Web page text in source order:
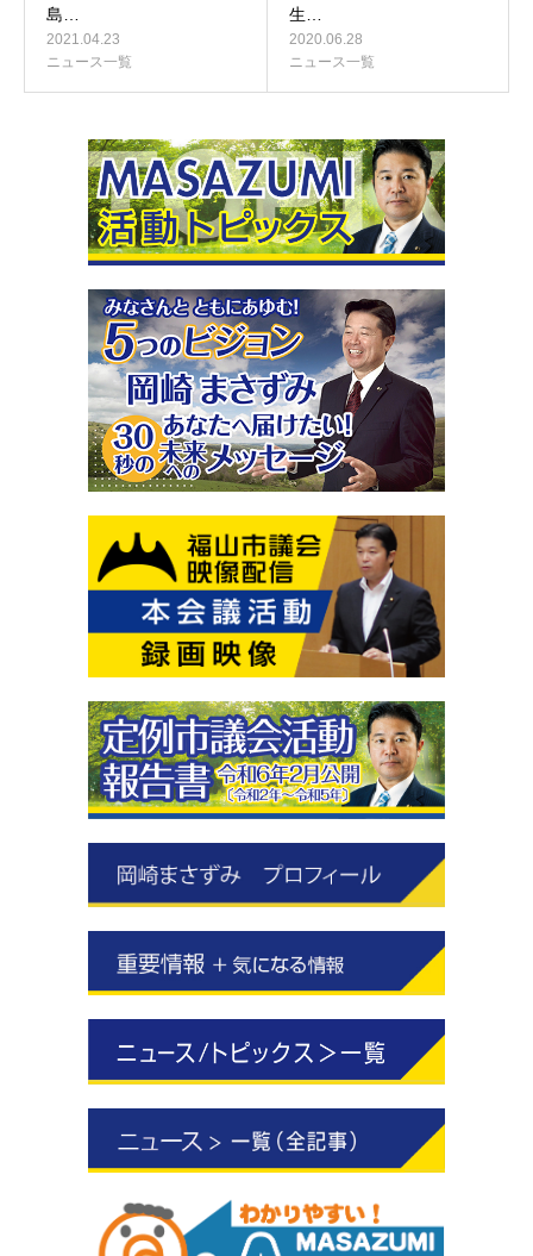
島…
2021.04.23
ニュース一覧
生…
2020.06.28
ニュース一覧